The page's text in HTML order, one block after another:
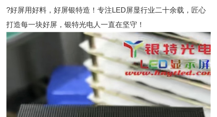
?好屏用好料，好屏银特造！专注LED屏显行业二十余载，匠心
打造每一块好屏，银特光电人一直在坚守！